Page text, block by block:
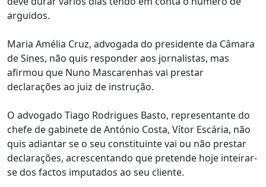
arguidos.
Maria Amélia Cruz, advogada do presidente da Câmara
de Sines, não quis responder aos jornalistas, mas
afirmou que Nuno Mascarenhas vai prestar
declarações ao juiz de instrução.
O advogado Tiago Rodrigues Basto, representante do
chefe de gabinete de António Costa, Vítor Escária, não
quis adiantar se o seu constituinte vai ou não prestar
declarações, acrescentando que pretende hoje inteirar-
se dos factos imputados ao seu cliente.